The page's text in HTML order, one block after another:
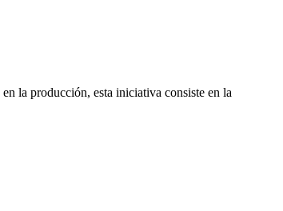
la producción, esta iniciativa consiste en la